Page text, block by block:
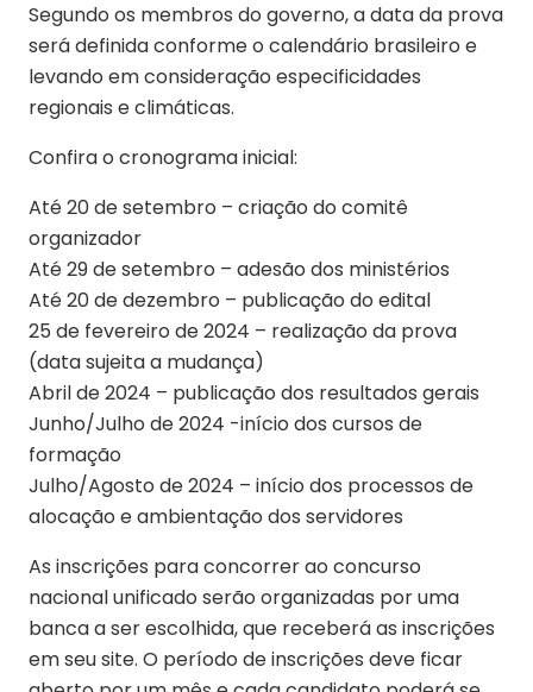
Segundo os membros do governo, a data da prova
será definida conforme o calendário brasileiro e
levando em consideração especificidades
regionais e climáticas.
Confira o cronograma inicial:
Até 20 de setembro – criação do comitê
organizador
Até 29 de setembro – adesão dos ministérios
Até 20 de dezembro – publicação do edital
25 de fevereiro de 2024 – realização da prova
(data sujeita a mudança)
Abril de 2024 – publicação dos resultados gerais
Junho/Julho de 2024 -início dos cursos de
formação
Julho/Agosto de 2024 – início dos processos de
alocação e ambientação dos servidores
As inscrições para concorrer ao concurso
nacional unificado serão organizadas por uma
banca a ser escolhida, que receberá as inscrições
em seu site. O período de inscrições deve ficar